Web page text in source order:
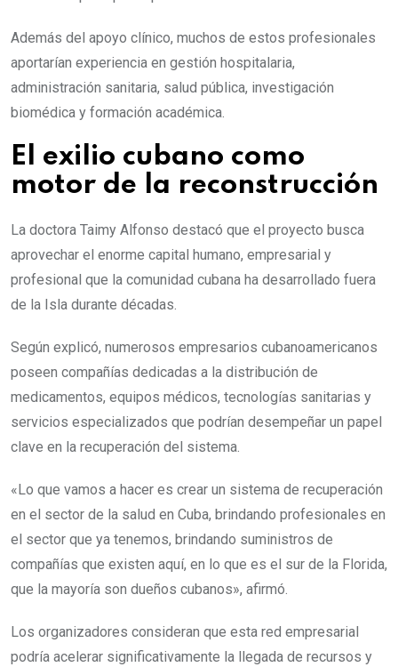
Además del apoyo clínico, muchos de estos profesionales
aportarían experiencia en gestión hospitalaria,
administración sanitaria, salud pública, investigación
biomédica y formación académica.
El exilio cubano como
motor de la reconstrucción
La doctora Taimy Alfonso destacó que el proyecto busca
aprovechar el enorme capital humano, empresarial y
profesional que la comunidad cubana ha desarrollado fuera
de la Isla durante décadas.
Según explicó, numerosos empresarios cubanoamericanos
poseen compañías dedicadas a la distribución de
medicamentos, equipos médicos, tecnologías sanitarias y
servicios especializados que podrían desempeñar un papel
clave en la recuperación del sistema.
«Lo que vamos a hacer es crear un sistema de recuperación
en el sector de la salud en Cuba, brindando profesionales en
el sector que ya tenemos, brindando suministros de
compañías que existen aquí, en lo que es el sur de la Florida,
que la mayoría son dueños cubanos», afirmó.
Los organizadores consideran que esta red empresarial
podría acelerar significativamente la llegada de recursos y